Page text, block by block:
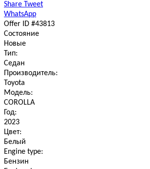
Share Tweet
WhatsApp
Offer ID #43813
Состояние
Новые
Тип:
Седан
Производитель:
Toyota
Модель:
COROLLA
Год:
2023
Цвет:
Белый
Engine type:
Бензин